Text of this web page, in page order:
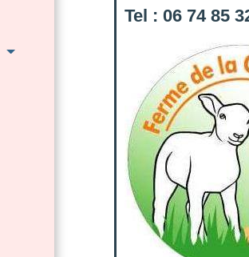
Tel : 06 74 85